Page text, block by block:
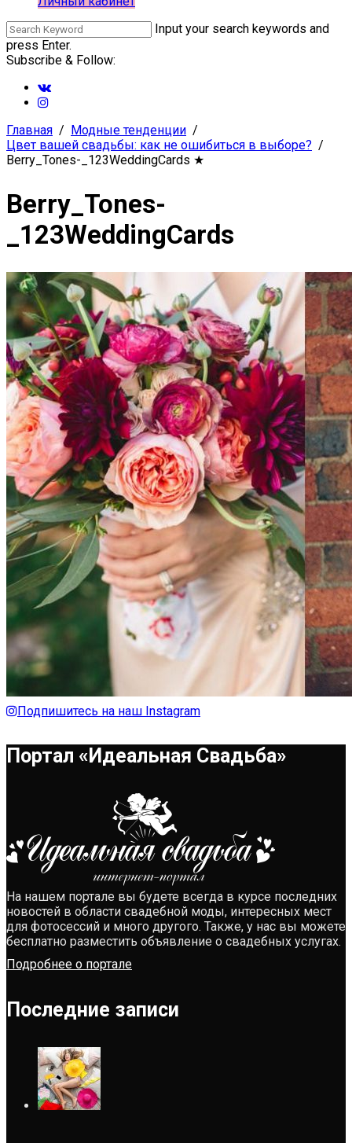
Input your search keywords and
press Enter.
Subscribe & Follow:
Главная
Модные тенденции
Цвет вашей свадьбы: как не ошибиться в выборе?
Berry_Tones-_123WeddingCards ★
Berry_Tones-
_123WeddingCards
Подпишитесь на наш Instagram
Портал «Идеальная Свадьба»
На нашем портале вы будете всегда в курсе последних
новостей в области свадебной моды, интересных мест
для фотосессий и много другого. Также, у нас вы можете
бесплатно разместить объявление о свадебных услугах.
Подробнее о портале
Последние записи